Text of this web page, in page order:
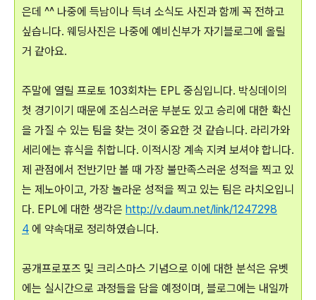
은데 ^^ 나중에 득남이나 득녀 소식도 사진과 함께 꼭 전하고
싶습니다. 웨딩사진은 나중에 예비신부가 자기블로그에 올릴
거 같아요.
주말에 열릴 프로토 103회차는 EPL 중심입니다. 박싱데이의
첫 경기이기 때문에 조심스러운 부분도 있고 승리에 대한 확신
을 가질 수 있는 팀을 찾는 것이 중요한 것 같습니다. 라리가와
세리에는 휴식을 취합니다. 이적시장 계속 지켜 보셔야 합니다.
제 관점에서 전반기만 볼 때 가장 불만족스러운 성적을 찍고 있
는 제노아이고, 가장 놀라운 성적을 찍고 있는 팀은 라치오입니
다. EPL에 대한 생각은 http://v.daum.net/link/1247298
4 에 약속대로 정리하였습니다.
공개프로포즈 및 크리스마스 기념으로 이에 대한 분석은 유벳
에는 실시간으로 과정들을 담을 예정이며, 블로그에는 내일까